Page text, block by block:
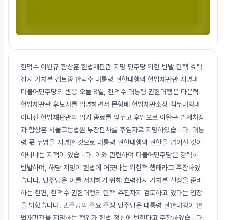
한덕수 이완규 함상훈 헌법재판관 지명 민주당 위헌 반발 탄핵 효력
정지 가처분 검토중 한덕수 대통령 권한대행의 헌법재판관 지명과
더불어민주당의 반응 오늘 8일, 한덕수 대통령 권한대행은 마은혁
헌법재판관 후보자를 임명하면서 문형배 헌법재판소장 직무대행과
이미선 헌법재판관의 임기 종료를 앞두고 후임으로 이완규 법제처장
과 함상훈 서울고등법원 부장판사를 후임자로 지명하였습니다. 대통
령 몫 두명을 지명한 것으로 대통령 권한대행의 권한을 넘어선 것이
아니냐는 지적이 있습니다. 이와 관련하여 더불어민주당은 강력히
반발하며, 해당 지명이 헌법에 어긋나는 위헌적 행태라고 주장하였
습니다. 민주당은 이를 저지하기 위해 효력정지 가처분 신청을 준비
하는 한편, 한덕수 권한대행의 탄핵 추진까지 검토하고 있다는 입장
을 밝혔습니다. 민주당의 주요 주장 민주당은 대통령 권한대행이 헌
법재판관을 지명하는 행위가 헌법 정신에 반한다고 주장하였습니다.